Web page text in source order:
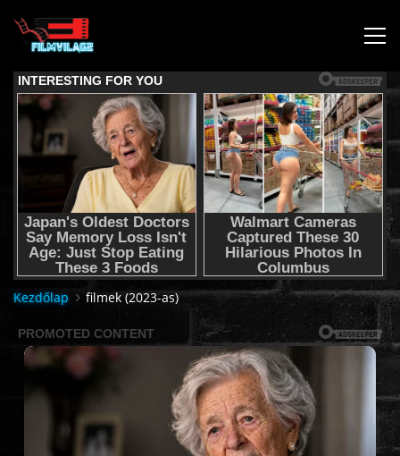
KEZDŐLAP
JOGI NYILATKOZAT,SEGÍTSÉG NYÚJTÁS,FELHASZNÁLÁSI
AUDIO TRACK SWITCHING/HANGSÁV BEÁLLÍTÁSOK/
2K & 4K FILMEK
FILMEK (2026-OS)
FILMEK (2025-ÖS)
Kezdőlap filmek (2023-as)